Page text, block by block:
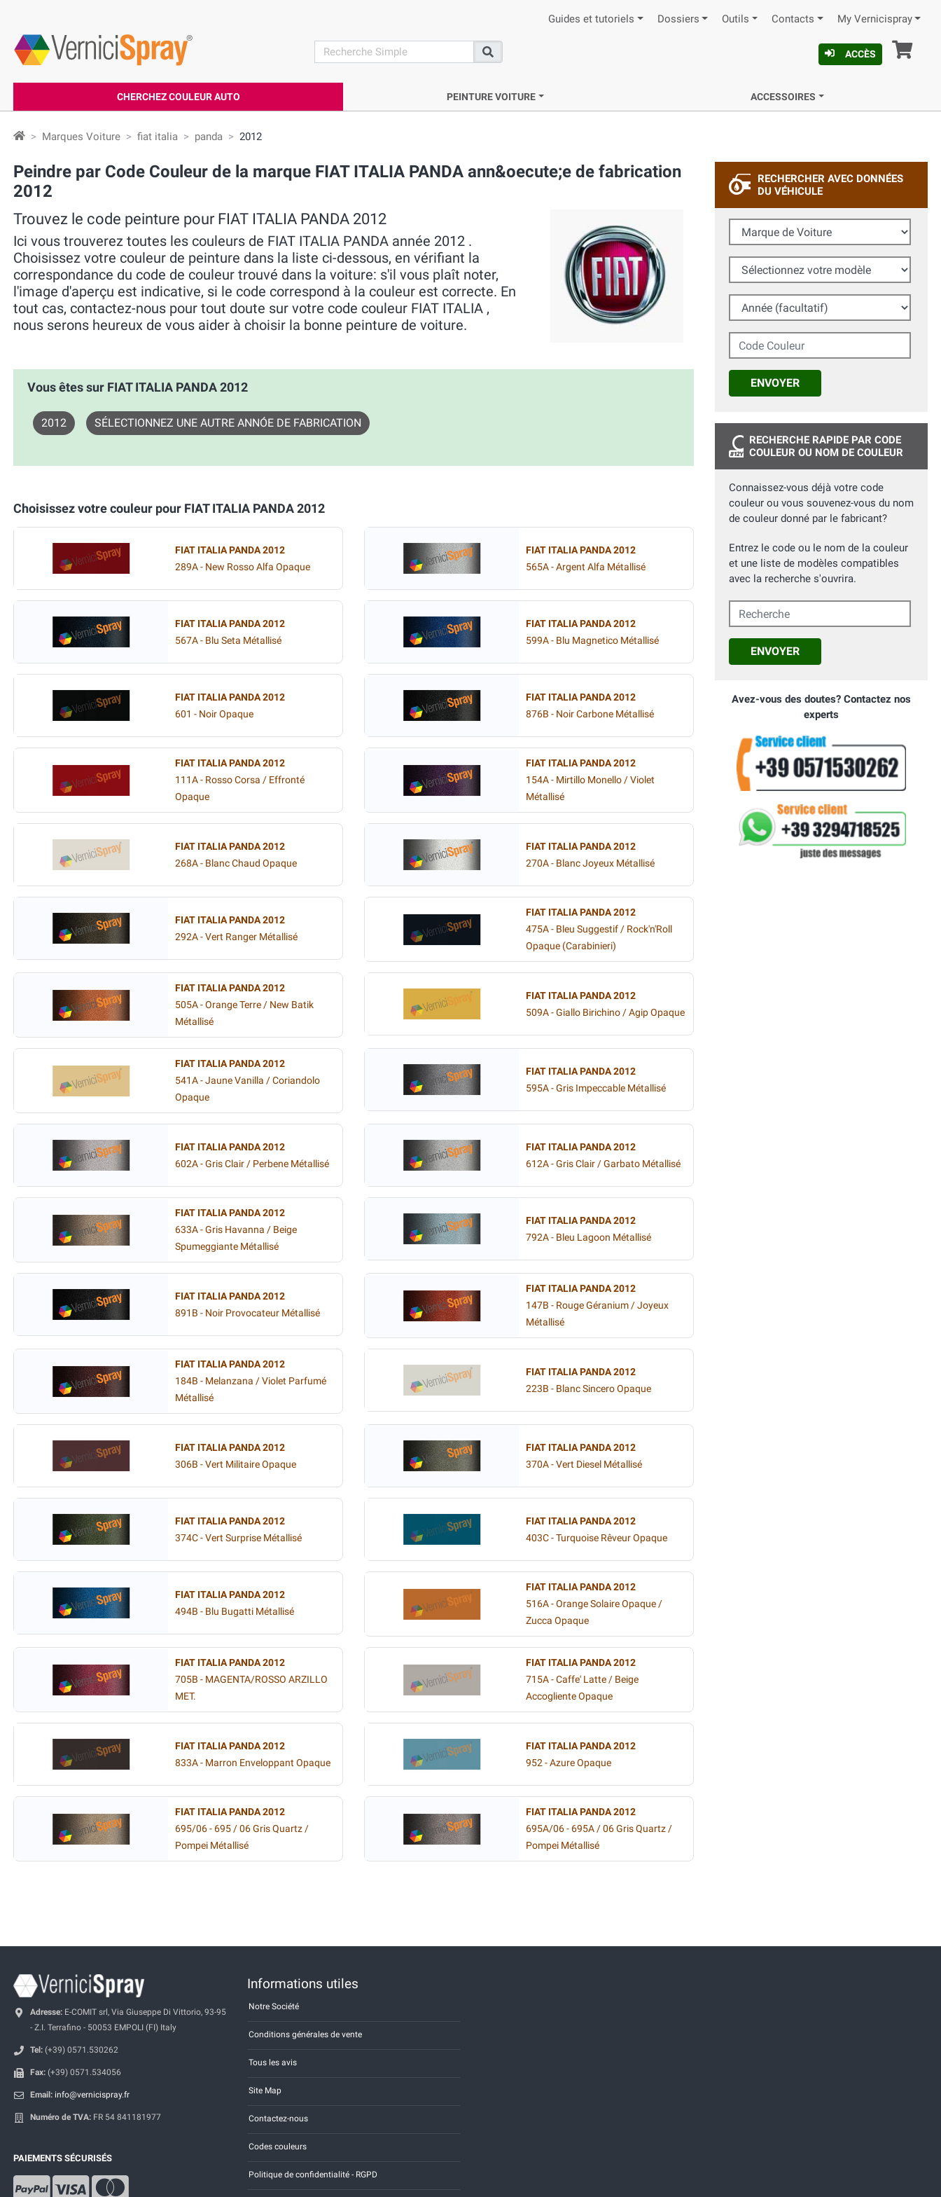
Guides et tutoriels Dossiers Outils Contacts My Vernicispray
search
Recherche
ACCÈS
CHERCHEZ COULEUR AUTO PEINTURE VOITURE ACCESSOIRES
Marques Voiture fiat italia panda 2012
Peindre par Code Couleur de la marque FIAT ITALIA PANDA ann&oecute;e de fabrication
2012
Trouvez le code peinture pour FIAT ITALIA PANDA 2012
Ici vous trouverez toutes les couleurs de FIAT ITALIA PANDA année 2012 .
Choisissez votre couleur de peinture dans la liste ci-dessous, en vérifiant la
correspondance du code de couleur trouvé dans la voiture: s'il vous plaît noter,
l'image d'aperçu est indicative, si le code correspond à la couleur est correcte. En
tout cas, contactez-nous pour tout doute sur votre code couleur FIAT ITALIA ,
nous serons heureux de vous aider à choisir la bonne peinture de voiture.
Vous êtes sur FIAT ITALIA PANDA 2012
2012 SÉLECTIONNEZ UNE AUTRE ANNÓE DE FABRICATION
Choisissez votre couleur pour FIAT ITALIA PANDA 2012
FIAT ITALIA PANDA 2012
289A - New Rosso Alfa Opaque
FIAT ITALIA PANDA 2012
565A - Argent Alfa Métallisé
FIAT ITALIA PANDA 2012
567A - Blu Seta Métallisé
FIAT ITALIA PANDA 2012
599A - Blu Magnetico Métallisé
FIAT ITALIA PANDA 2012
601 - Noir Opaque
FIAT ITALIA PANDA 2012
876B - Noir Carbone Métallisé
FIAT ITALIA PANDA 2012
111A - Rosso Corsa / Effronté
Opaque
FIAT ITALIA PANDA 2012
154A - Mirtillo Monello / Violet
Métallisé
FIAT ITALIA PANDA 2012
268A - Blanc Chaud Opaque
FIAT ITALIA PANDA 2012
270A - Blanc Joyeux Métallisé
FIAT ITALIA PANDA 2012
292A - Vert Ranger Métallisé
FIAT ITALIA PANDA 2012
475A - Bleu Suggestif / Rock'n'Roll
Opaque (Carabinieri)
FIAT ITALIA PANDA 2012
505A - Orange Terre / New Batik
Métallisé
FIAT ITALIA PANDA 2012
509A - Giallo Birichino / Agip Opaque
FIAT ITALIA PANDA 2012
541A - Jaune Vanilla / Coriandolo
Opaque
FIAT ITALIA PANDA 2012
595A - Gris Impeccable Métallisé
FIAT ITALIA PANDA 2012
602A - Gris Clair / Perbene Métallisé
FIAT ITALIA PANDA 2012
612A - Gris Clair / Garbato Métallisé
FIAT ITALIA PANDA 2012
633A - Gris Havanna / Beige
Spumeggiante Métallisé
FIAT ITALIA PANDA 2012
792A - Bleu Lagoon Métallisé
FIAT ITALIA PANDA 2012
891B - Noir Provocateur Métallisé
FIAT ITALIA PANDA 2012
147B - Rouge Géranium / Joyeux
Métallisé
FIAT ITALIA PANDA 2012
184B - Melanzana / Violet Parfumé
Métallisé
FIAT ITALIA PANDA 2012
223B - Blanc Sincero Opaque
FIAT ITALIA PANDA 2012
306B - Vert Militaire Opaque
FIAT ITALIA PANDA 2012
370A - Vert Diesel Métallisé
FIAT ITALIA PANDA 2012
374C - Vert Surprise Métallisé
FIAT ITALIA PANDA 2012
403C - Turquoise Rêveur Opaque
FIAT ITALIA PANDA 2012
494B - Blu Bugatti Métallisé
FIAT ITALIA PANDA 2012
516A - Orange Solaire Opaque /
Zucca Opaque
FIAT ITALIA PANDA 2012
705B - MAGENTA/ROSSO ARZILLO
MET.
FIAT ITALIA PANDA 2012
715A - Caffe' Latte / Beige
Accogliente Opaque
FIAT ITALIA PANDA 2012
833A - Marron Enveloppant Opaque
FIAT ITALIA PANDA 2012
952 - Azure Opaque
FIAT ITALIA PANDA 2012
695/06 - 695 / 06 Gris Quartz /
Pompei Métallisé
FIAT ITALIA PANDA 2012
695A/06 - 695A / 06 Gris Quartz /
Pompei Métallisé
RECHERCHER AVEC DONNÉES
DU VÉHICULE
Marque de Voiture
Sélectionnez votre modèle
Année (facultatif)
Code Couleur
ENVOYER
RECHERCHE RAPIDE PAR CODE
COULEUR OU NOM DE COULEUR
Connaissez-vous déjà votre code
couleur ou vous souvenez-vous du nom
de couleur donné par le fabricant?
Entrez le code ou le nom de la couleur
et une liste de modèles compatibles
avec la recherche s'ouvrira.
Recherche
ENVOYER
Avez-vous des doutes? Contactez nos
experts
Adresse: E-COMIT srl, Via Giuseppe Di Vittorio, 93-95
- Z.I. Terrafino - 50053 EMPOLI (FI) Italy
Tel: (+39) 0571.530262
Fax: (+39) 0571.534056
Email: info@vernicispray.fr
Numéro de TVA: FR 54 841181977
PAIEMENTS SÉCURISÉS
Informations utiles
Notre Société
Conditions générales de vente
Tous les avis
Site Map
Contactez-nous
Codes couleurs
Politique de confidentialité - RGPD